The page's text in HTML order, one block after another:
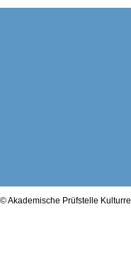
© Akademische Prüfstelle